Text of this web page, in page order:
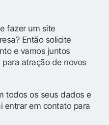
fazer um site
Então solicite
e vamos juntos
atração de novos
todos os seus dados e
entrar em contato para